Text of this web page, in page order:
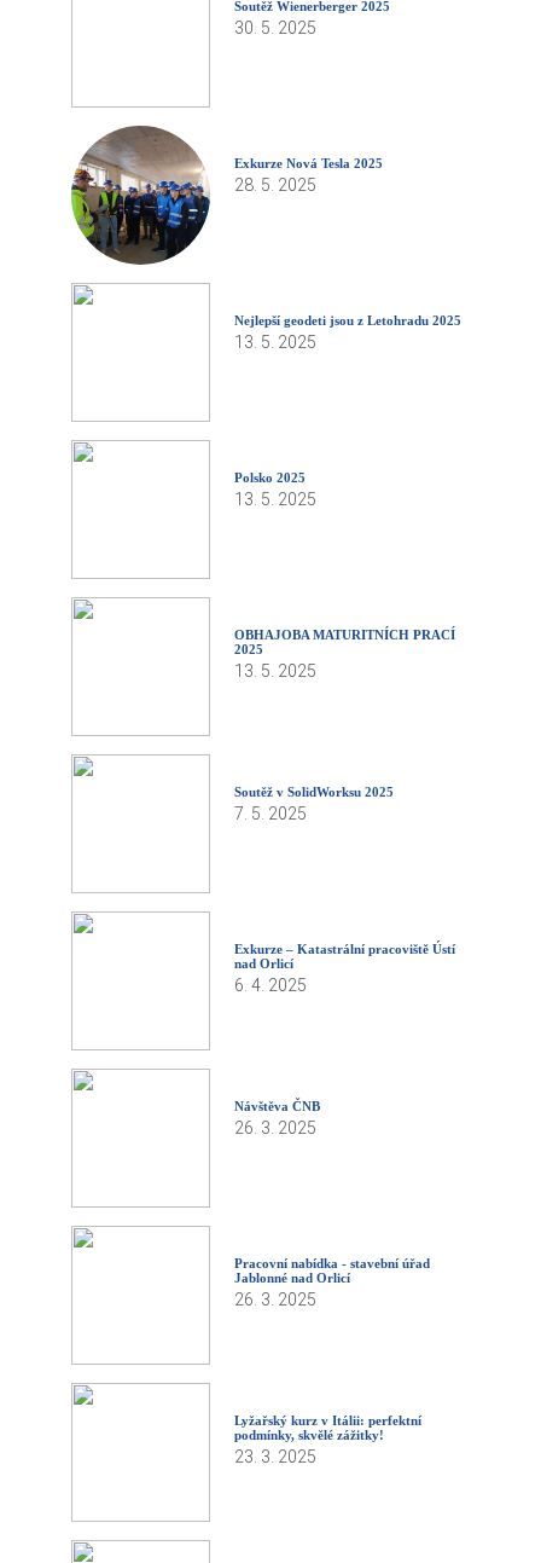
Soutěž Wienerberger 2025
30. 5. 2025
Exkurze Nová Tesla 2025
28. 5. 2025
Nejlepší geodeti jsou z Letohradu 2025
13. 5. 2025
Polsko 2025
13. 5. 2025
OBHAJOBA MATURITNÍCH PRACÍ
2025
13. 5. 2025
Soutěž v SolidWorksu 2025
7. 5. 2025
Exkurze – Katastrální pracoviště Ústí
nad Orlicí
6. 4. 2025
Návštěva ČNB
26. 3. 2025
Pracovní nabídka - stavební úřad
Jablonné nad Orlicí
26. 3. 2025
Lyžařský kurz v Itálii: perfektní
podmínky, skvělé zážitky!
23. 3. 2025